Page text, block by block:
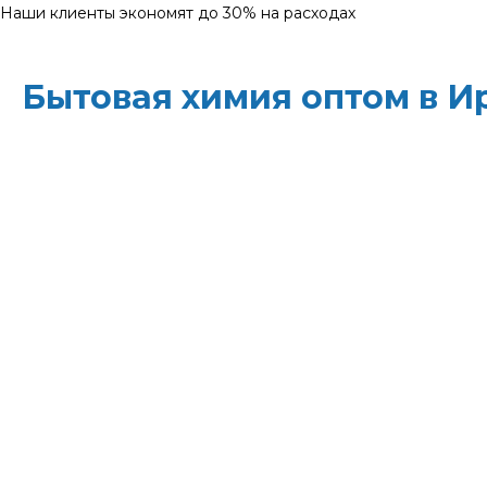
Наши клиенты экономят до 30% на расходах
Бытовая химия оптом в